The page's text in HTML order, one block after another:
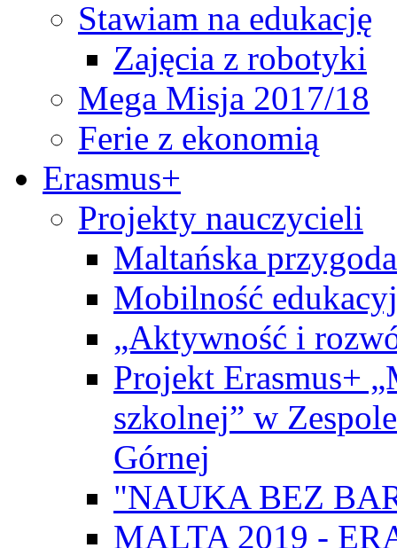
Stawiam na edukację
Zajęcia z robotyki
Mega Misja 2017/18
Ferie z ekonomią
Erasmus+
Projekty nauczycieli
Maltańska
Mobilność
„Aktywność i
Projekt Erasmus+
szkolnej” w
Górnej
"NAUKA BEZ
MALTA 2019 -